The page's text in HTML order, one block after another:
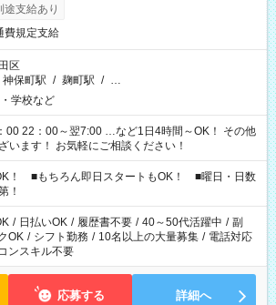
途支給あり
費規定支給
区
神保町駅 / 麹町駅 / …
学校など
22：00～翌7:00 …など1日4時間～OK！ その他
います！ お気軽にご相談ください！
！ ■もちろん即日スタートもOK！ ■曜日・日数
！
/ 日払いOK / 履歴書不要 / 40～50代活躍中 / 副
OK / シフト勤務 / 10名以上の大量募集 / 電話対応
ンスキル不要
応募する 詳細へ